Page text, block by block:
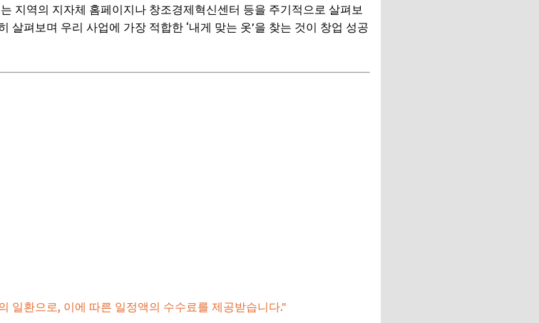
지역의 지자체 홈페이지나 창조경제혁신센터 등을 주기적으로 살펴보
살펴보며 우리 사업에 가장 적합한 ‘내게 맞는 옷’을 찾는 것이 창업 성공
일환으로, 이에 따른 일정액의 수수료를 제공받습니다."